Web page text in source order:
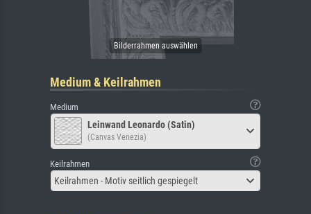
Medium & Keilrahmen
Medium
Leinwand Leonardo (Satin)
(Canvas Venezia)
Keilrahmen
Keilrahmen - Motiv seitlich gespiegelt